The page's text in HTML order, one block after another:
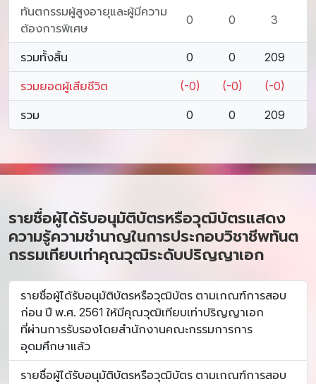
ทันตกรรมผู้สูงอายุและผู้มีความ
ต้องการพิเศษ
0 0 3
รวมทั้งสิ้น 0 0 209
รวมยอดผู้เสียชีวิต (-0) (-0) (-0)
รวม 0 0 209
รายชื่อผู้ได้รับอนุมัติบัตรหรือวุฒิบัตรแสดง
ความรู้ความชำนาญในการประกอบวิชาชีพทันต
กรรมเทียบเท่าคุณวุฒิระดับปริญญาเอก
รายชื่อผู้ได้รับอนุมัติบัตรหรือวุฒิบัตร ตามเกณฑ์การสอบ
ก่อน ปี พ.ศ. 2561 ให้มีคุณวุฒิเทียบเท่าปริญญาเอก
ที่ผ่านการรับรองโดยสำนักงานคณะกรรมการการ
อุดมศึกษาแล้ว
รายชื่อผู้ได้รับอนุมัติบัตรหรือวุฒิบัตร ตามเกณฑ์การสอบ